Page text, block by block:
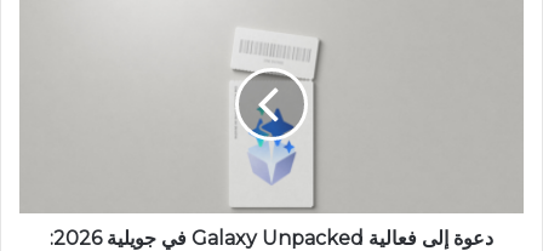
دعوة إلى فعالية Galaxy Unpacked في جويلية 2026: